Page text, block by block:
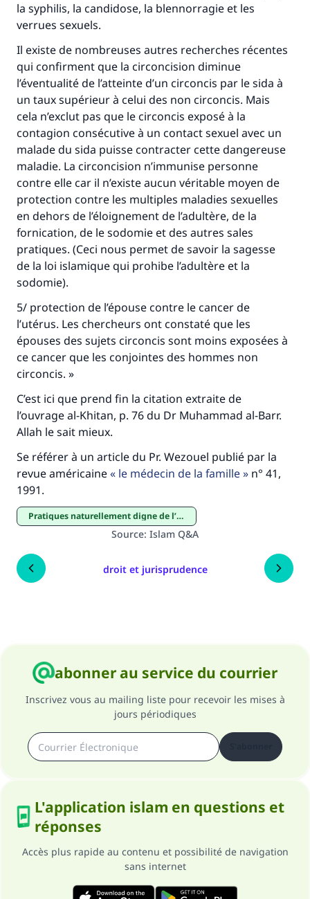
la syphilis, la candidose, la blennorragie et les
verrues sexuels.
Il existe de nombreuses autres recherches récentes
qui confirment que la circoncision diminue
l’éventualité de l’atteinte d’un circoncis par le sida à
un taux supérieur à celui des non circoncis. Mais
cela n’exclut pas que le circoncis exposé à la
contagion consécutive à un contact sexuel avec un
malade du sida puisse contracter cette dangereuse
maladie. La circoncision n’immunise personne
contre elle car il n’existe aucun véritable moyen de
protection contre les multiples maladies sexuelles
en dehors de l’éloignement de l’adultère, de la
fornication, de le sodomie et des autres sales
pratiques. (Ceci nous permet de savoir la sagesse
de la loi islamique qui prohibe l’adultère et la
sodomie).
5/ protection de l’épouse contre le cancer de
l’utérus. Les chercheurs ont constaté que les
épouses des sujets circoncis sont moins exposées à
ce cancer que les conjointes des hommes non
circoncis. »
C’est ici que prend fin la citation extraite de
l’ouvrage al-Khitan, p. 76 du Dr Muhammad al-Barr.
Allah le sait mieux.
Se référer à un article du Pr. Wezouel publié par la
revue américaine
le médecin de la famille
n° 41,
1991.
pratiques naturellement digne de l’homme
Source: Islam Q&A
droit et jurisprudence
abonner au service du courrier
Inscrivez vous au mailing liste pour recevoir les mises à
jours périodiques
L'application islam en questions et
réponses
Accès plus rapide au contenu et possibilité de navigation
sans internet